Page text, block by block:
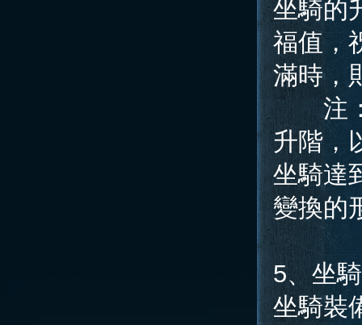
坐騎的
福值，
滿時，
注：坐
升階，
坐騎達
變換的
5、坐
坐騎裝